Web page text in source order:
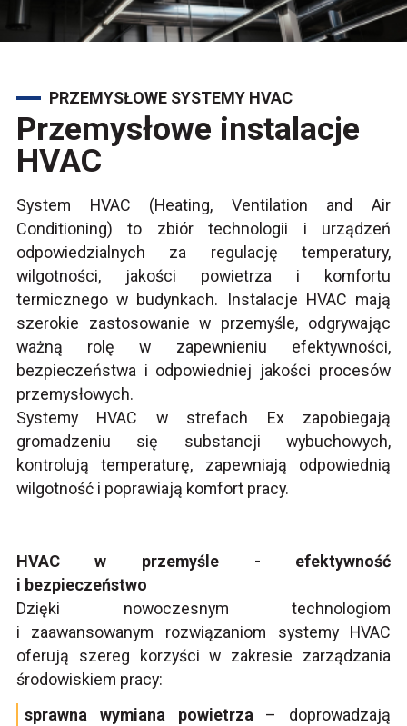
PRZEMYSŁOWE SYSTEMY HVAC
Przemysłowe instalacje
HVAC
System HVAC (Heating, Ventilation and Air
Conditioning) to zbiór technologii i urządzeń
odpowiedzialnych za regulację temperatury,
wilgotności, jakości powietrza i komfortu
termicznego w budynkach. Instalacje HVAC mają
szerokie zastosowanie w przemyśle, odgrywając
ważną rolę w zapewnieniu efektywności,
bezpieczeństwa i odpowiedniej jakości procesów
przemysłowych.
Systemy HVAC w strefach Ex zapobiegają
gromadzeniu się substancji wybuchowych,
kontrolują temperaturę, zapewniają odpowiednią
wilgotność i poprawiają komfort pracy.
HVAC w przemyśle - efektywność
i bezpieczeństwo
Dzięki nowoczesnym technologiom
i zaawansowanym rozwiązaniom systemy HVAC
oferują szereg korzyści w zakresie zarządzania
środowiskiem pracy:
sprawna wymiana powietrza– doprowadzają